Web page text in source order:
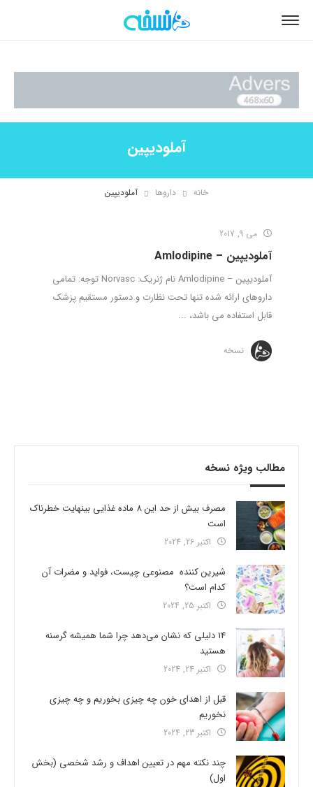
آملودیپین
خانه داروها آملودیپین
می 9, 2017
آملودیپین – Amlodipine
آملودیپین – Amlodipine نام ژنریک: Norvasc توجه: تمامی
داروهای ارائه شده تنها تحت نظارت و دستور مستقیم پزشک
قابل استفاده می باشد، ...
نسخه
مطالب ویژه نسخه
مصرف بیش از حد این 8 ماده غذایی بینهایت خطرناک
است
اکتبر 26, 2024
شیرین کننده مصنوعی چیست، فواید و مضرات آن
کدام است؟
اکتبر 25, 2024
14 دلیلی که نشان می‌دهد چرا شما همیشه گرسنه
هستید
اکتبر 24, 2024
قبل از اهدای خون چه چیزی بخوریم و چه چیزی
نخوریم
اکتبر 23, 2024
چند نکته مهم در تعیین اهداف و رشد شخصی (بخش
اول)